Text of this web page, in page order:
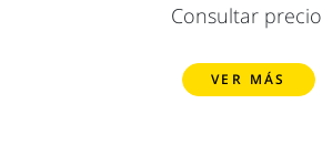
Consultar precio
VER MÁS